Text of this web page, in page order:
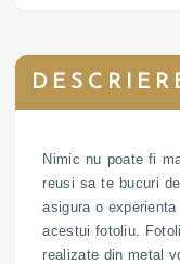
Nimic nu poate fi
reusi sa te bucuri
asigura o
acestui fotoliu.
realizate din metal